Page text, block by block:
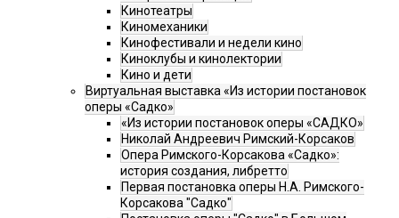
Кинотеатры
Киномеханики
Кинофестивали и недели кино
Киноклубы и кинолектории
Кино и дети
Виртуальная выставка «Из истории постановок
оперы «Садко»
«Из истории постановок оперы «САДКО»
Николай Андреевич Римский-Корсаков
Опера Римского-Корсакова «Садко»:
история создания, либретто
Первая постановка оперы Н.А. Римского-
Корсакова "Садко"